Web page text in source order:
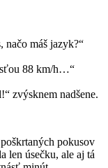
načo máš jazyk?“
88 km/h…“
zvýsknem nadšene.
pokusov
len úsečku, ale aj tá